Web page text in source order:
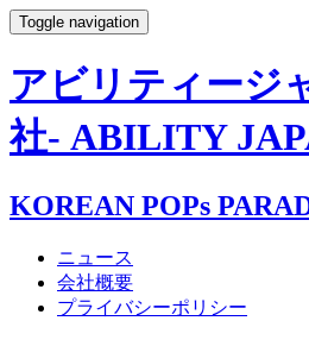
Toggle navigation
アビリティージ
社- ABILITY
KOREAN POPs
ニュース
会社概要
プライバシーポリシー